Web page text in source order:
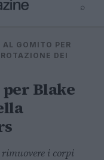
⌕
⌕
GOMITO PER
DEI
Blake
i corpi